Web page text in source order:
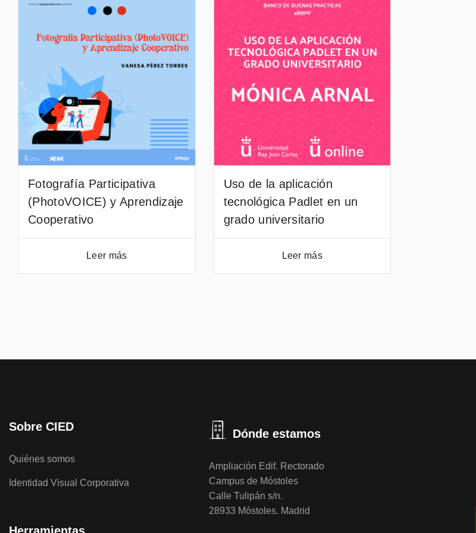
Fotografía Participativa
(PhotoVOICE) y Aprendizaje
Cooperativo
Leer más
Uso de la aplicación
tecnológica Padlet en un
grado universitario
Leer más
Sobre CIED
Quiénes somos
Identidad Visual Corporativa
Herramientas
Dónde estamos
Ampliación Edif. Rectorado
Campus de Móstoles
Calle Tulipán s/n.
28933 Móstoles. Madrid